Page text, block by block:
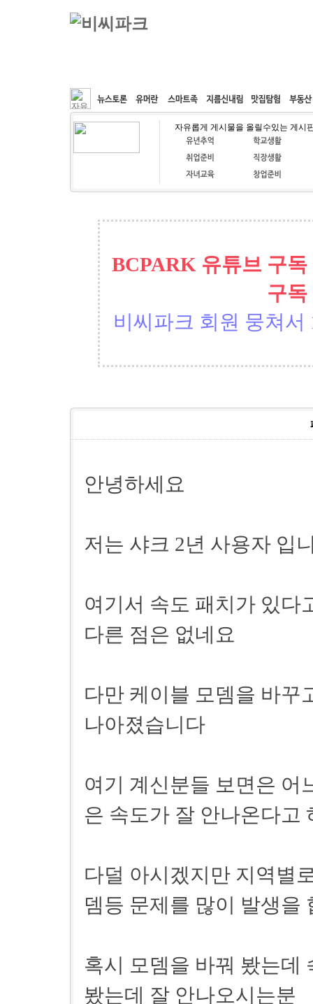
커뮤니티 속도패치 웹호스팅 공동구매
자유롭게 게시물을 올릴수있는 게시
BCPARK 유튜브 구
구독
비씨파크 회원 뭉쳐서
안녕하세요
저는 샤크 2년 사용자 입
여기서 속도 패치가 있다
다른 점은 없네요
다만 케이블 모뎀을 바꾸
나아졌습니다
여기 계신분들 보면은 어
은 속도가 잘 안나온다고
다덜 아시겠지만 지역별
뎀등 문제를 많이 발생을
혹시 모뎀을 바꿔 봤는데
봤는데 잘 안나오시는분